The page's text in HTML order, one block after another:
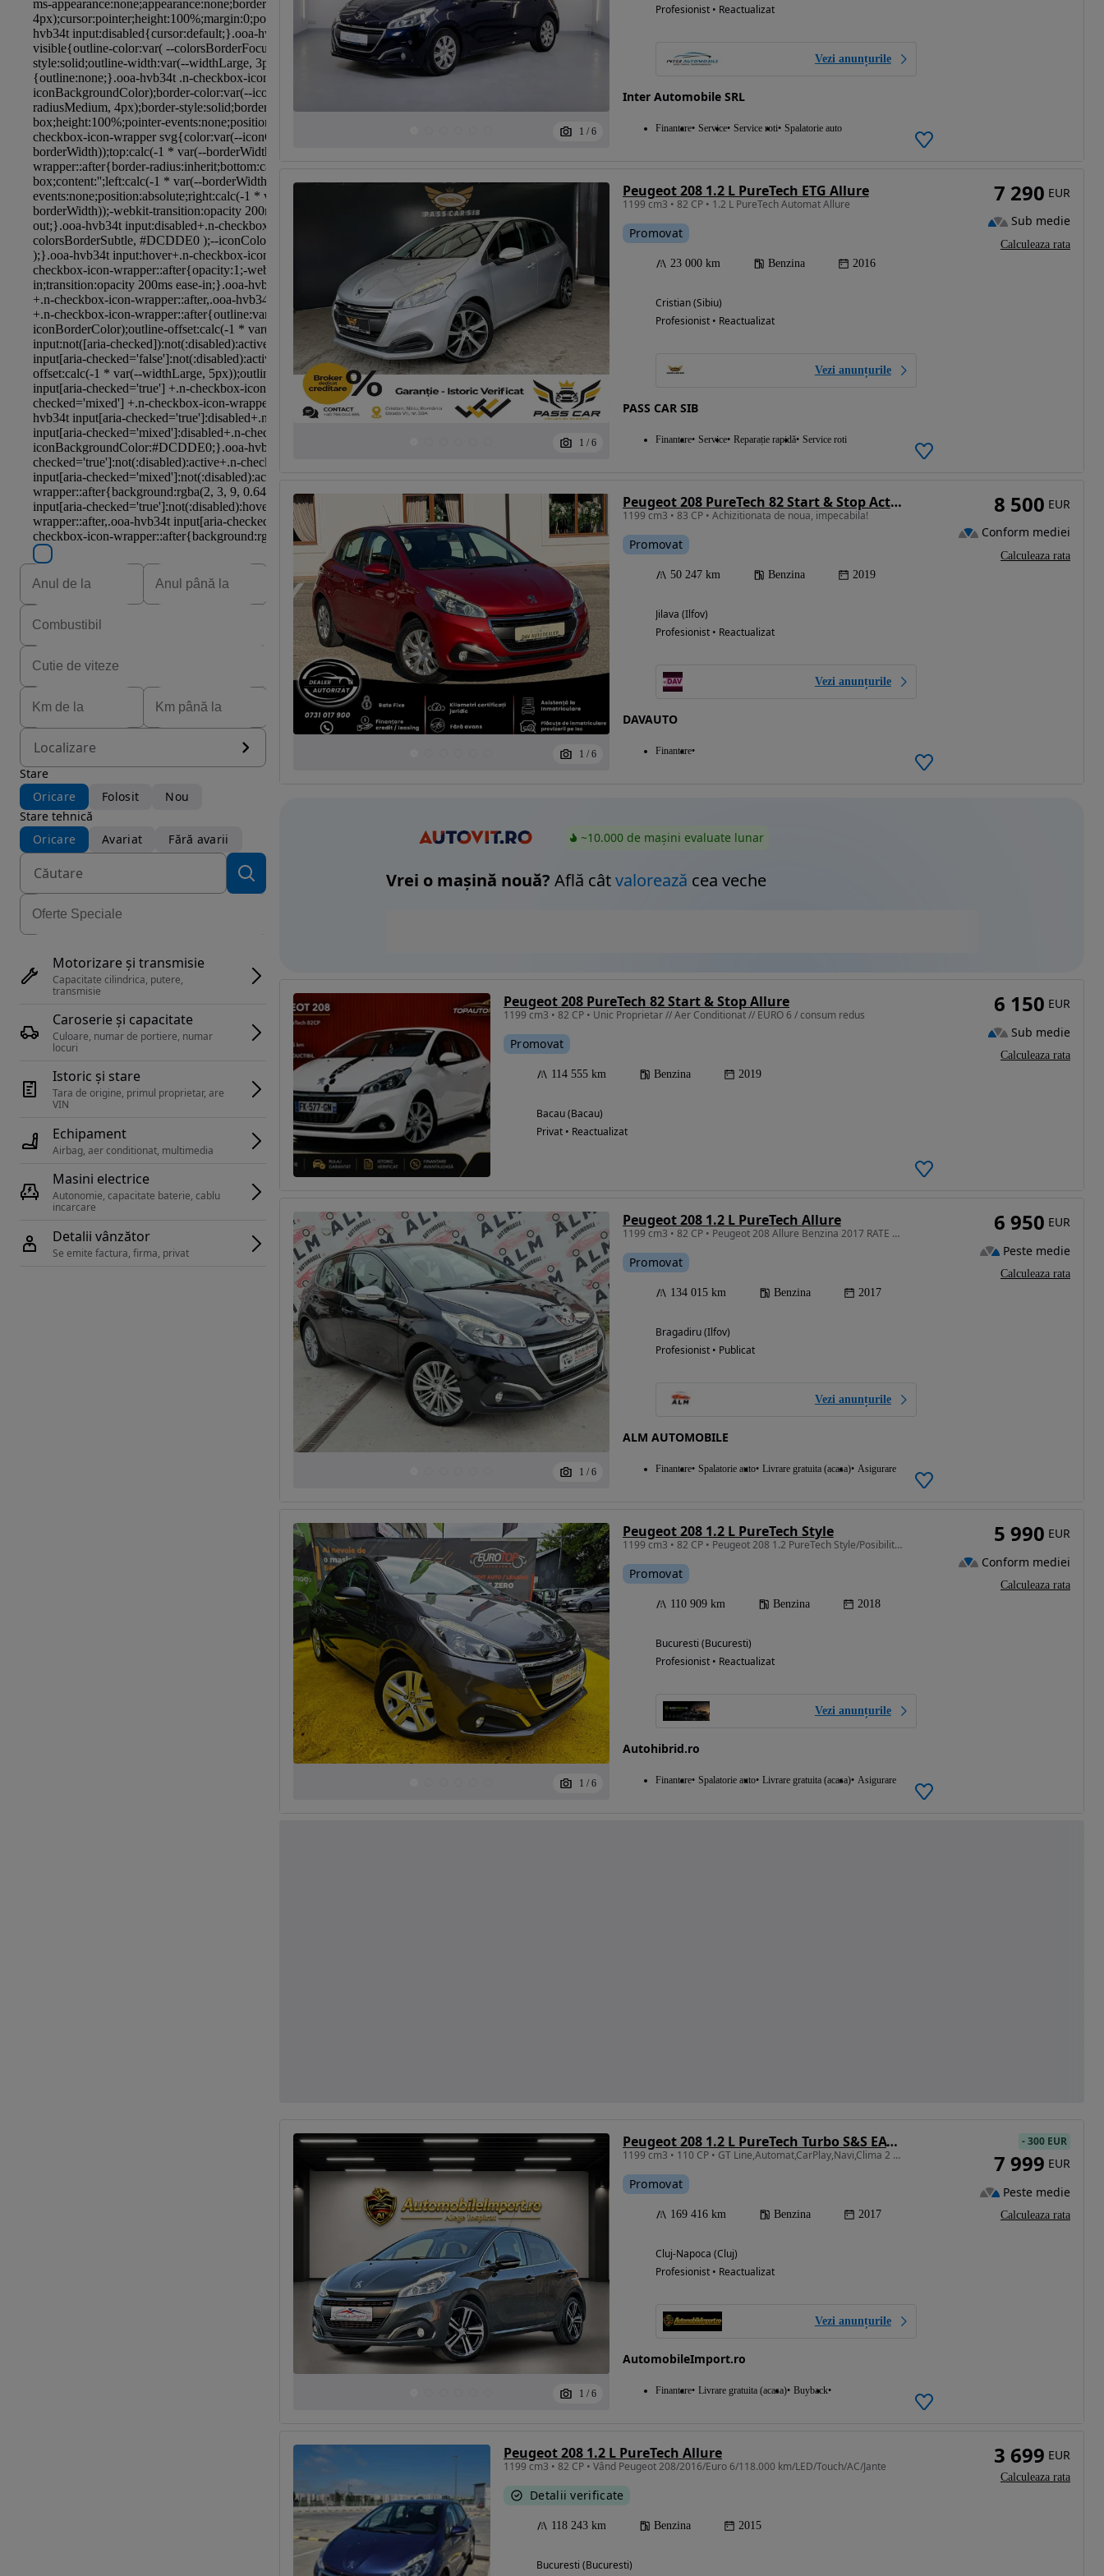
Eligibil pentru
Localizare
Stare
Oricare
Folosit
Nou
Stare tehnică
Oricare
Avariat Fără avarii
Motorizare și transmisie
Capacitate cilindrica, putere,
transmisie
Caroserie și capacitate
Culoare, numar de portiere, numar
locuri
Istoric și stare
Tara de origine, primul proprietar, are
Echipament
Airbag, aer conditionat, multimedia
Masini electrice
Autonomie, capacitate baterie, cablu
Detalii vânzător
Se emite factura, firma, privat
1 / 6
Profesionist • Reactualizat
Vezi anunțurile
Inter Automobile SRL
Finantare Service Service roti Spalatorie auto
1 / 6
Peugeot 208 1.2 L PureTech ETG Allure
1199 cm3 • 82 CP • 1.2 L PureTech Automat Allure
Promovat
23 000 km Benzina 2016
Cristian (Sibiu)
Profesionist • Reactualizat
Vezi anunțurile
PASS CAR SIB
Finantare Service Reparație rapidă Service roti
7 290 EUR
Sub medie
Calculeaza rata
1 / 6
Peugeot 208 PureTech 82 Start & Stop Active
1199 cm3 • 83 CP • Achizitionata de noua, impecabila!
Promovat
50 247 km Benzina 2019
Jilava (Ilfov)
Profesionist • Reactualizat
Vezi anunțurile
DAVAUTO
Finantare
8 500 EUR
Conform mediei
Calculeaza rata
~10.000 de mașini evaluate lunar
Vrei o mașină nouă? Află câtvalorează cea veche
Peugeot 208 PureTech 82 Start & Stop Allure
1199 cm3 • 82 CP • Unic Proprietar // Aer Conditionat // EURO 6 / consum redus
Promovat
114 555 km Benzina 2019
Bacau (Bacau)
Privat • Reactualizat
6 150 EUR
Sub medie
Calculeaza rata
1 / 6
Peugeot 208 1.2 L PureTech Allure
1199 cm3 • 82 CP • Peugeot 208 Allure Benzina 2017 RATE AVANS 0 GARANTIE
Promovat
134 015 km Benzina 2017
Bragadiru (Ilfov)
Profesionist • Publicat
Vezi anunțurile
ALM AUTOMOBILE
Finantare Spalatorie auto Livrare gratuita (acasa) Asigurare
6 950 EUR
Peste medie
Calculeaza rata
1 / 6
Peugeot 208 1.2 L PureTech Style
1199 cm3 • 82 CP • Peugeot 208 1.2 PureTech Style/Posibilitate Rate
Promovat
110 909 km Benzina 2018
Bucuresti (Bucuresti)
Profesionist • Reactualizat
Vezi anunțurile
Autohibrid.ro
Finantare Spalatorie auto Livrare gratuita (acasa) Asigurare
5 990 EUR
Conform mediei
Calculeaza rata
1 / 6
Peugeot 208 1.2 L PureTech Turbo S&S EAT6 Allure
1199 cm3 • 110 CP • GT Line,Automat,CarPlay,Navi,Clima 2 zone,Piele,Led,Garantie 3ANI,Rate
Promovat
169 416 km Benzina 2017
Cluj-Napoca (Cluj)
Profesionist • Reactualizat
Vezi anunțurile
AutomobileImport.ro
Finantare Livrare gratuita (acasa) Buyback
-300 EUR
7 999 EUR
Peste medie
Calculeaza rata
Peugeot 208 1.2 L PureTech Allure
1199 cm3 • 82 CP • Vând Peugeot 208/2016/Euro 6/118.000 km/LED/Touch/AC/Jante
Detalii verificate
118 243 km Benzina 2015
Bucuresti (Bucuresti)
3 699 EUR
Calculeaza rata